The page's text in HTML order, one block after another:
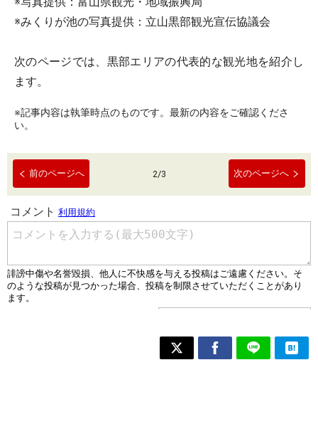
※みくりが池の写真提供：立山黒部観光宣伝協議会
次のページでは、黒部エリアの代表的な観光地を紹介し
ます。
※記事内容は執筆時点のものです。最新の内容をご確認くださ
い。
前のページへ 2/3 次のページへ